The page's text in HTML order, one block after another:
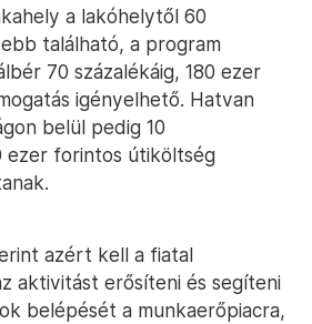
a lakóhelytől 60
található, a program
70 százalékáig, 180 ezer
igényelhető. Hatvan
belül pedig 10
ezer forintos útiköltség
azért kell a fiatal
aktivitást erősíteni és segíteni
belépését a munkaerőpiacra,